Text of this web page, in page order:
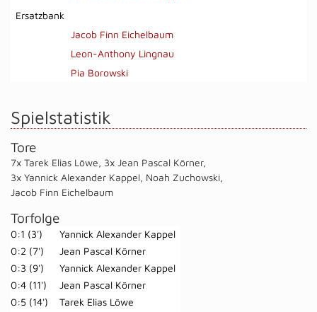
Ersatzbank
Jacob Finn Eichelbaum
Leon-Anthony Lingnau
Pia Borowski
Spielstatistik
Tore
7x Tarek Elias Löwe, 3x Jean Pascal Körner,
3x Yannick Alexander Kappel, Noah Zuchowski,
Jacob Finn Eichelbaum
Torfolge
0:1 (3')
Yannick Alexander Kappel
0:2 (7')
Jean Pascal Körner
0:3 (9')
Yannick Alexander Kappel
0:4 (11')
Jean Pascal Körner
0:5 (14')
Tarek Elias Löwe